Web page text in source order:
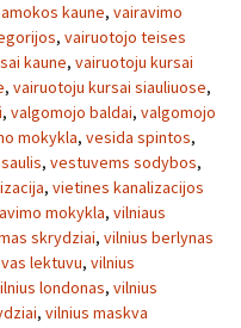
kaune, vairavimo
, vairuotojo teises
kaune, vairuotoju kursai
, vairuotoju kursai siauliuose,
, valgomojo baldai, valgomojo
mokykla, vesida spintos,
, vestuvems sodybos,
, vietines kanalizacijos
mokykla, vilniaus
skrydziai, vilnius berlynas
lektuvu, vilnius
londonas, vilnius
, vilnius maskva